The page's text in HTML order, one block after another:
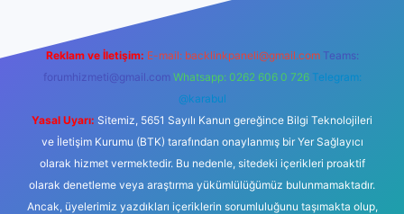
Reklam ve İletişim: E-mail: backlinkpaneli@gmail.com Teams:
forumhizmeti@gmail.com Whatsapp: 0262 606 0 726 Telegram:
@karabul
Yasal Uyarı: Sitemiz, 5651 Sayılı Kanun gereğince Bilgi Teknolojileri
ve İletişim Kurumu (BTK) tarafından onaylanmış bir Yer Sağlayıcı
olarak hizmet vermektedir. Bu nedenle, sitedeki içerikleri proaktif
olarak denetleme veya araştırma yükümlülüğümüz bulunmamaktadır.
Ancak, üyelerimiz yazdıkları içeriklerin sorumluluğunu taşımakta olup,